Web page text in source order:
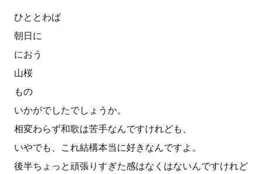
ひととわば
朝日に
におう
山桜
もの
いかがでしたでしょうか。
相変わらず和歌は苦手なんですけれども、
いやでも、これ結構本当に好きなんですよ。
後半ちょっと頑張りすぎた感はなくはないんですけれど